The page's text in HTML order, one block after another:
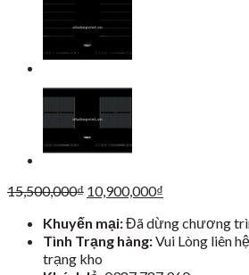
15,500,000₫ Giá
là:
15,500,000₫.
10,900,000₫
tại
là:
Khuyến mại:Đã dừng chương
Tình Trạng hàng:Vui Lòng liên
trạng kho